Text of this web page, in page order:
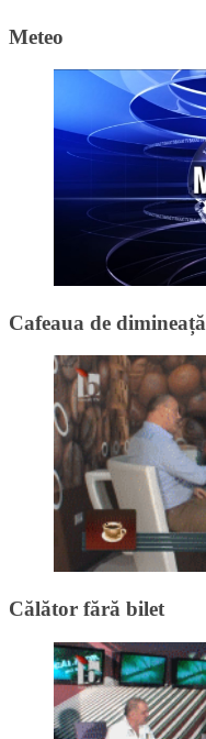
Meteo
Cafeaua de dimineață
Călător fără bilet